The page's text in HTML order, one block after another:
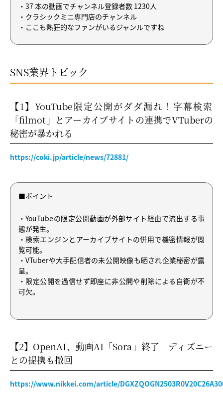
・37 本の動画でチャンネル登録者数 1230人
・クラシックミニ専門店のチャンネル
・ここも熱狂的なファンがいるジャンルですね
SNS業界トピック
【1】YouTube限定公開がダダ漏れ！字幕検索
「filmot」とアーカイブサイトの連携でVTuberの
秘密が暴かれる
https://coki.jp/article/news/72881/
■ポイント
・YouTubeの限定公開動画が外部サイト経由で流出する事
態が発生。
・検索エンジンとアーカイブサイトの併用で機密情報が閲
覧可能。
・VTuberや大手配信者の未公開映像も晒され企業秘密が露
呈。
・限定公開を過信せず即座に非公開や削除による自衛が不
可欠。
【2】OpenAI、動画AI「Sora」終了 ディズニー
との提携も撤回
https://www.nikkei.com/article/